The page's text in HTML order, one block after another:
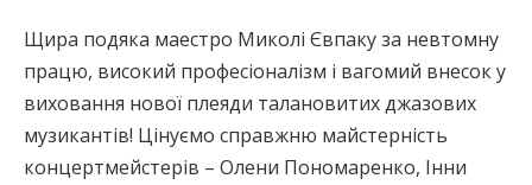
Щира подяка маестро Миколі Євпаку за невтомну
працю, високий професіоналізм і вагомий внесок у
виховання нової плеяди талановитих джазових
музикантів! Цінуємо справжню майстерність
концертмейстерів – Олени Пономаренко, Інни